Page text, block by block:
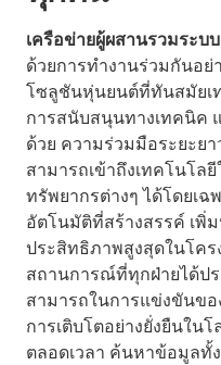
เครือข่ายผู้ผสานรวมระ
ด้วยการทำงานร่วมกันอย่
โซลูชันหุ่นยนต์ที่ทันสมัยเ
การสนับสนุนทางเทคนิค
ด้วย ความร่วมมือระยะย
สามารถเข้าถึงเทคโนโล
ทรัพยากรต่างๆ ได้โดยเ
อัตโนมัติที่สร้างสรรค์ เพิ่
ประสิทธิภาพสูงสุดในโคร
สถานการณ์ที่ทุกฝ่ายได้ป
สามารถในการแข่งขันข
การเติบโตอย่างยั่งยืนใน
ตลอดเวลา ค้นหาข้อมูลทั้